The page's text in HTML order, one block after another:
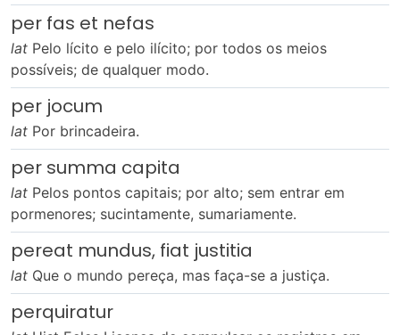
per fas et nefas
lat Pelo lícito e pelo ilícito; por todos os meios
possíveis; de qualquer modo.
per jocum
lat Por brincadeira.
per summa capita
lat Pelos pontos capitais; por alto; sem entrar em
pormenores; sucintamente, sumariamente.
pereat mundus, fiat justitia
lat Que o mundo pereça, mas faça-se a justiça.
perquiratur